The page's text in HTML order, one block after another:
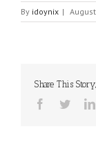
By idoynix |
Share This
Facebook
Twitter